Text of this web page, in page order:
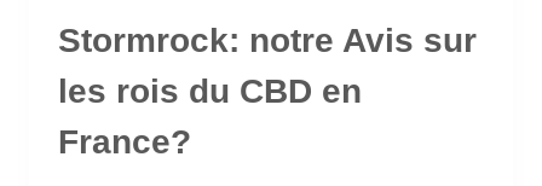
Stormrock: notre Avis sur
les rois du CBD en
France?